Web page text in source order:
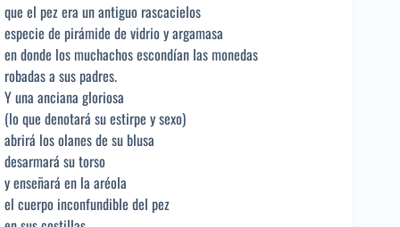
que el pez era un antiguo rascacielos
especie de pirámide de vidrio y argamasa
en donde los muchachos escondían las monedas
robadas a sus padres.
Y una anciana gloriosa
(lo que denotará su estirpe y sexo)
abrirá los olanes de su blusa
desarmará su torso
y enseñará en la aréola
el cuerpo inconfundible del pez